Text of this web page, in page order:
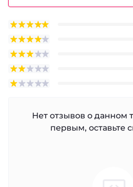
Нет отзывов о данном
первым, оставьте